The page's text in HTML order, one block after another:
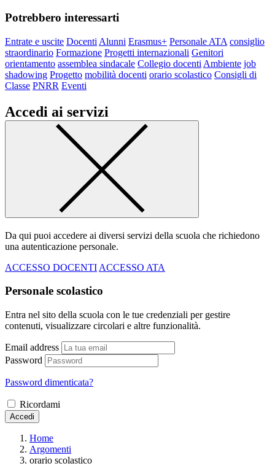
Potrebbero interessarti
Entrate e uscite Docenti Alunni Erasmus+ Personale ATA consiglio
straordinario Formazione Progetti internazionali Genitori
orientamento assemblea sindacale Collegio docenti Ambiente job
shadowing Progetto mobilità docenti orario scolastico Consigli di
Classe PNRR Eventi
Accedi ai servizi
Da qui puoi accedere ai diversi servizi della scuola che richiedono
una autenticazione personale.
ACCESSO DOCENTI ACCESSO ATA
Personale scolastico
Entra nel sito della scuola con le tue credenziali per gestire
contenuti, visualizzare circolari e altre funzionalità.
Email address
Password
Password dimenticata?
Ricordami
Accedi
Home
Argomenti
orario scolastico